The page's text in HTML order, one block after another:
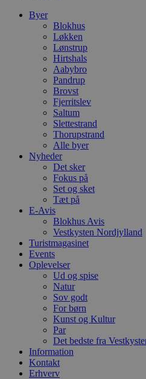
Byer
Blokhus
Løkken
Lønstrup
Hirtshals
Aabybro
Pandrup
Brovst
Fjerritslev
Saltum
Slettestrand
Thorupstrand
Alle byer
Nyheder
Det sker
Fokus på
Set og sket
Tæt på
E-Avis
Blokhus Avis
Vestkysten Nordjylland
Turistmagasinet
Events
Oplevelser
Ud og spise
Natur
Sov godt
For børn
Kunst og Kultur
Par
Det bedste fra
Information
Kontakt
Erhverv